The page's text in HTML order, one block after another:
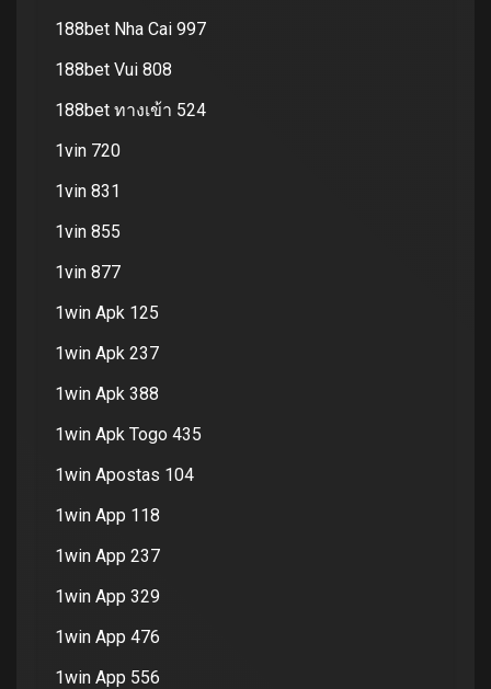
188bet Nha Cai 997
188bet Vui 808
188bet ทางเข้า 524
1vin 720
1vin 831
1vin 855
1vin 877
1win Apk 125
1win Apk 237
1win Apk 388
1win Apk Togo 435
1win Apostas 104
1win App 118
1win App 237
1win App 329
1win App 476
1win App 556